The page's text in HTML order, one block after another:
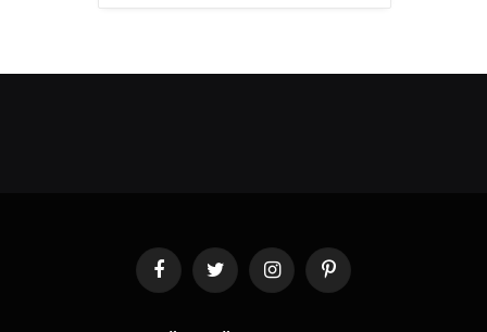
FacebookTwitter InstagramPinterest